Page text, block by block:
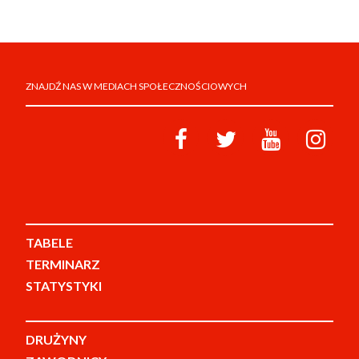
ZNAJDŹ NAS W MEDIACH SPOŁECZNOŚCIOWYCH
TABELE
TERMINARZ
STATYSTYKI
DRUŻYNY